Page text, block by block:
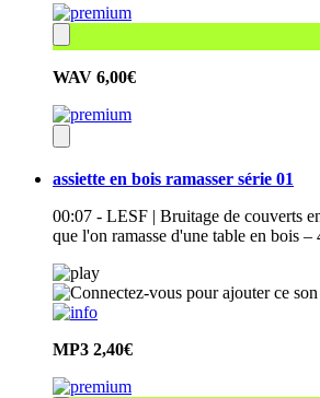
WAV 6,00€
assiette en bois ramasser série 01
00:07 - LESF | Bruitage de couverts
que l'on ramasse d'une table en bois
MP3 2,40€